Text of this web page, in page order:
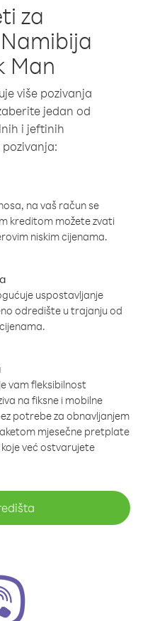
za
Man
više pozivanja
jedan od
i jeftinih
na vaš račun se
kreditom možete zvati
niskim cijenama.
uspostavljanje
odredište u trajanju od
vam fleksibilnost
na fiksne i mobilne
potrebe za obnavljanjem
mjesečne pretplate
već ostvarujete